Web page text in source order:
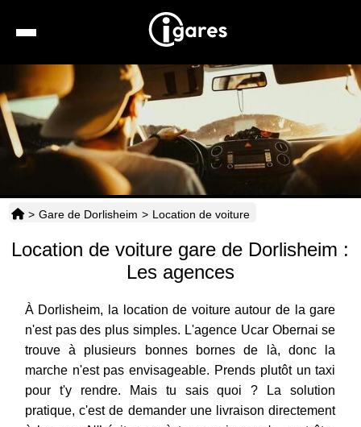
Recherche
Location de voiture
Hôtels
Taxis
Horaires
> Gare de Dorlisheim > Location de voiture
Location de voiture gare de Dorlisheim :
Les agences
À Dorlisheim, la location de voiture autour de la gare
n'est pas des plus simples. L'agence Ucar Obernai se
trouve à plusieurs bonnes bornes de là, donc la
marche n'est pas envisageable. Prends plutôt un taxi
pour t'y rendre. Mais tu sais quoi ? La solution
pratique, c'est de demander une livraison directement